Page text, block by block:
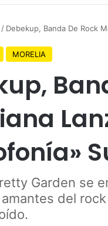
/ Debekup, Banda De Rock
MORELIA
Garden se
del